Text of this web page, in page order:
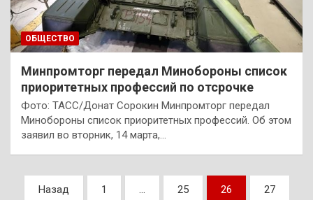
ОБЩЕСТВО
Минпромторг передал Минобороны список
приоритетных профессий по отсрочке
Фото: ТАСС/Донат Сорокин Минпромторг передал
Минобороны список приоритетных профессий. Об этом
заявил во вторник, 14 марта,…
Пагинация
Назад 1 … 25 26 27